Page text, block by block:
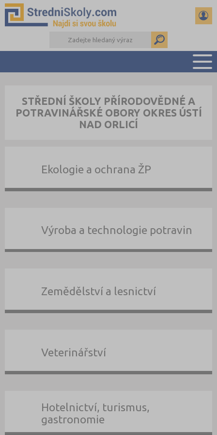
PŘÍPRAVA NA PŘIJÍMAČKY
DŮLEŽITÉ TERMÍNY
STŘEDNÍ ŠKOLY PŘÍRODOVĚDNÉ A
POTRAVINÁŘSKÉ OBORY OKRES ÚSTÍ
NAD ORLICÍ
Ekologie a ochrana ŽP
Výroba a technologie potravin
Zemědělství a lesnictví
Veterinářství
Hotelnictví, turismus,
gastronomie